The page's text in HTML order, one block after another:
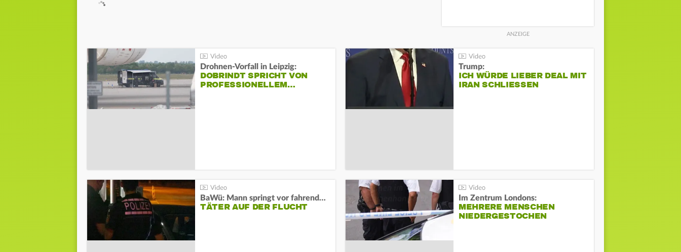
Drohnen-Vorfall in Leipzig:
DOBRINDT SPRICHT VON
PROFESSIONELLEM…
Trump:
ICH WÜRDE LIEBER DEAL MIT
IRAN SCHLIESSEN
BaWü: Mann springt vor fahrendes Auto und schießt
TÄTER AUF DER FLUCHT
Im Zentrum Londons:
MEHRERE MENSCHEN
NIEDERGESTOCHEN